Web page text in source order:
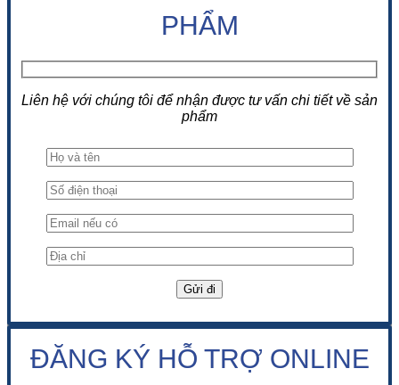
PHẨM
Liên hệ với chúng tôi để nhận được tư vấn chi tiết về sản
phẩm
ĐĂNG KÝ HỖ TRỢ ONLINE